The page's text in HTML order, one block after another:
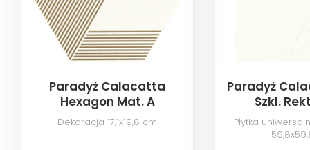
Paradyż Calacatta
Hexagon Mat. A
Dekoracja 17,1x19,8 cm
Paradyż
Szkl.
Płytka